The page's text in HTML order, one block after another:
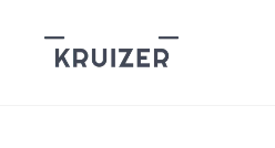
content